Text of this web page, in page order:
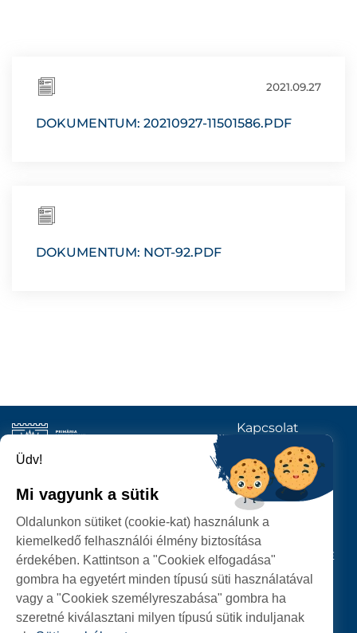
2021.09.27
DOKUMENTUM: 20210927-11501586.PDF
DOKUMENTUM: NOT-92.PDF
SZEMÉLYES ADATOK VÉDELME
SZATMÁRNÉMETI
POLGÁRMESTERI HIVATAL
P-ȚA 25 OCTOMBRIE, NR. 1 CORP M, 440026 SATU MARE
Kapcsolat
KÖVESSENEK
Üdv!
Mi vagyunk a sütik
Oldalunkon sütiket (cookie-kat) használunk a
kiemelkedő felhasználói élmény biztosítása
érdekében. Kattintson a "Cookiek elfogadása"
gombra ha egyetért minden típusú süti használatával
vagy a "Cookiek személyreszabása" gombra ha
szeretné kiválasztani milyen típusú sütik induljanak